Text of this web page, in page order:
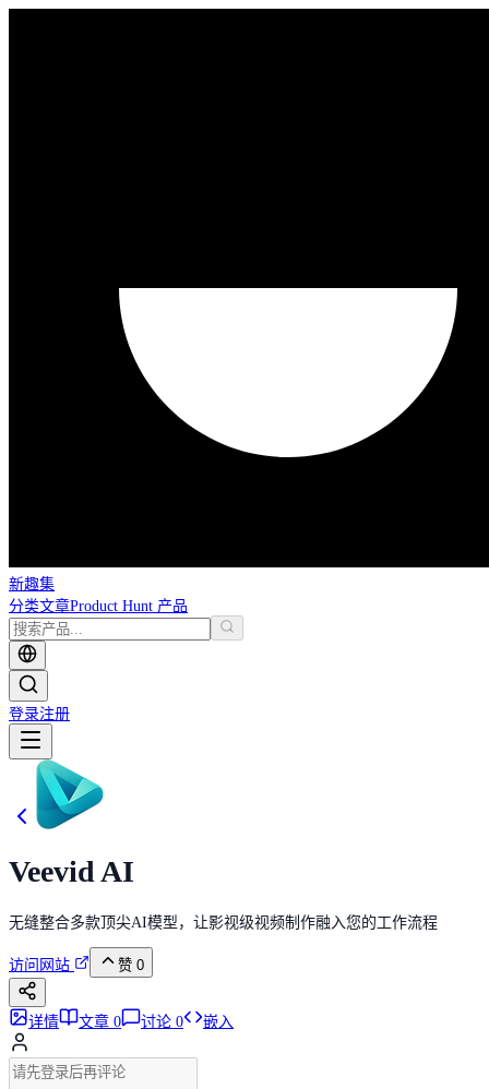
新趣集
分类文章Product Hunt 产品
登录注册
Veevid AI
无缝整合多款顶尖AI模型，让影视级视频制作融入您的工作流程
访问网站 赞 0
详情 文章 0 讨论 0 嵌入